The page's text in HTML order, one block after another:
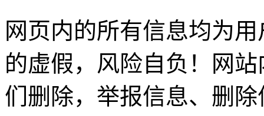
网页内的所有信息均为
的虚假，风险自负！网
们删除，举报信息、删